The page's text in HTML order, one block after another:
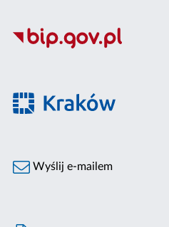
Wyślij e-mailem